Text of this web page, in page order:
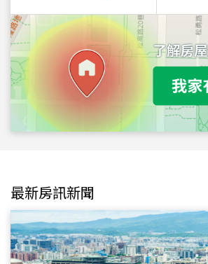
最新房訊新聞